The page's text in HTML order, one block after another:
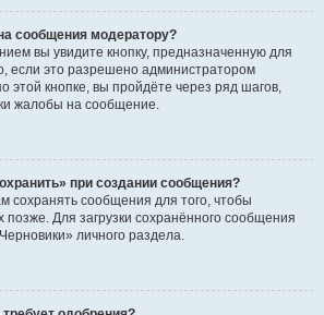
сообщения модератору?
вы увидите кнопку, предназначенную для
если это разрешено администратором
этой кнопке, вы пройдёте через ряд шагов,
жалобы на сообщение.
при создании сообщения?
сохранять сообщения для того, чтобы
позже. Для загрузки сохранённого сообщения
личного раздела.